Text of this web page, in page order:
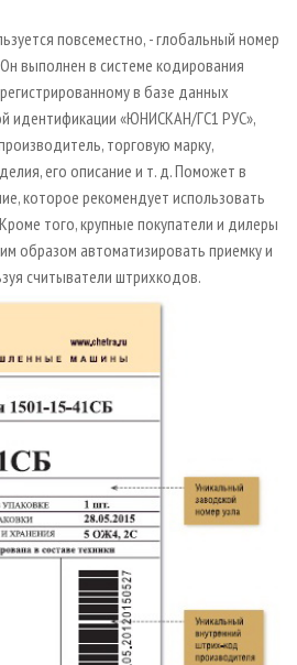
повсеместно, - глобальный номер
выполнен в системе кодирования
в базе данных
идентификации «ЮНИСКАН/ГС1 РУС»,
торговую марку,
его описание и т. д. Поможет в
которое рекомендует использовать
того, крупные покупатели и дилеры
образом автоматизировать приемку и
считыватели штрихкодов.